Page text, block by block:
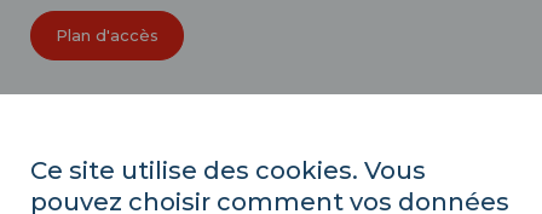
Plan d'accès
Ce site utilise des cookies. Vous
pouvez choisir comment vos données